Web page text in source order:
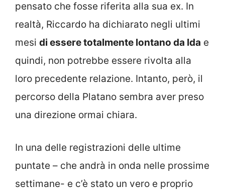
pensato che fosse riferita alla sua ex. In
realtà, Riccardo ha dichiarato negli ultimi
mesi di essere totalmente lontano da Ida e
quindi, non potrebbe essere rivolta alla
loro precedente relazione. Intanto, però, il
percorso della Platano sembra aver preso
una direzione ormai chiara.
In una delle registrazioni delle ultime
puntate – che andrà in onda nelle prossime
settimane- e c’è stato un vero e proprio